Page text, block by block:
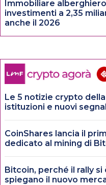
Immobiliare
investimenti a 2,35
anche il 2026
Le 5 notizie crypto
istituzioni e nuovi
CoinShares lancia il
dedicato al mining di
Bitcoin, perché il rally
spiegano il nuovo